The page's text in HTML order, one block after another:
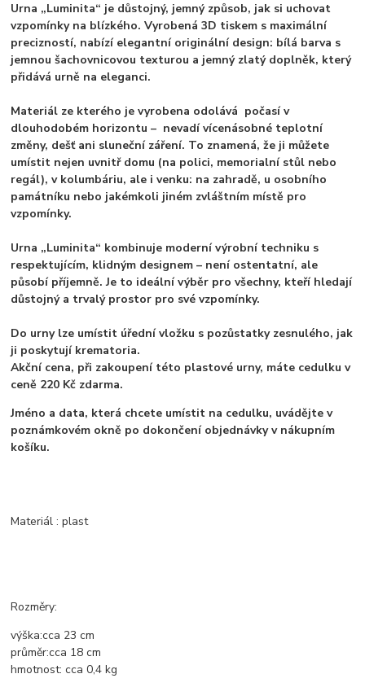
Urna „Luminita“ je důstojný, jemný způsob, jak si uchovat
vzpomínky na blízkého. Vyrobená 3D tiskem s maximální
precizností, nabízí elegantní originální design: bílá barva s
jemnou šachovnicovou texturou a jemný zlatý doplněk, který
přidává urně na eleganci.
Materiál ze kterého je vyrobena odolává počasí v
dlouhodobém horizontu – nevadí vícenásobné teplotní
změny, dešť ani sluneční záření. To znamená, že ji můžete
umístit nejen uvnitř domu (na polici, memorialní stůl nebo
regál), v kolumbáriu, ale i venku: na zahradě, u osobního
památníku nebo jakémkoli jiném zvláštním místě pro
vzpomínky.
Urna „Luminita“ kombinuje moderní výrobní techniku s
respektujícím, klidným designem – není ostentatní, ale
působí příjemně. Je to ideální výběr pro všechny, kteří hledají
důstojný a trvalý prostor pro své vzpomínky.
Do urny lze umístit úřední vložku s pozůstatky zesnulého, jak
ji poskytují krematoria.
Akční cena, při zakoupení této plastové urny, máte cedulku v
ceně 220 Kč zdarma.
Jméno a data, která chcete umístit na cedulku, uvádějte v
poznámkovém okně po dokončení objednávky v nákupním
košíku.
Materiál : plast
Rozměry:
výška:cca 23 cm
průměr:cca 18 cm
hmotnost: cca 0,4 kg